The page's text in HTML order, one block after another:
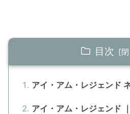
目次
アイ・アム・レジェンド
アイ・アム・レジェンド